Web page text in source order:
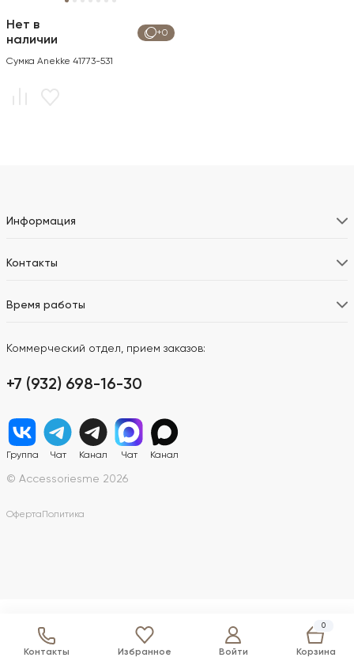
Контакты Избранное Войти
0
Корзина
+0
Нет в
наличии
Сумка Anekke 41773-531
Информация
Контакты
Время работы
Коммерческий отдел, прием заказов:
+7 (932) 698-16-30
Группа Чат Канал Чат Канал
© Accessoriesme 2026
Оферта Политика